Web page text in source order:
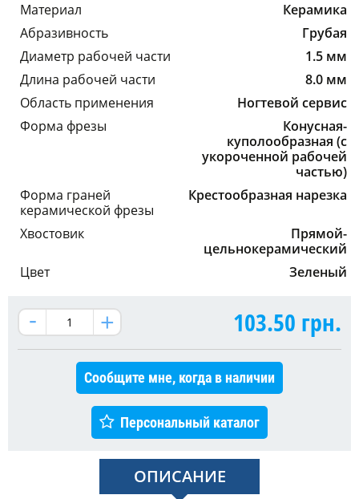
Материал
Керамика
Абразивность
Грубая
Диаметр рабочей части
1.5 мм
Длина рабочей части
8.0 мм
Область применения
Ногтевой сервис
Форма фрезы
Конусная-
куполообразная (с
укороченной рабочей
частью)
Форма граней
керамической фрезы
Крестообразная нарезка
Хвостовик
Прямой-
цельнокерамический
Цвет
Зеленый
103.50 грн.
Сообщите мне, когда в наличии
Персональный каталог
ОПИСАНИЕ